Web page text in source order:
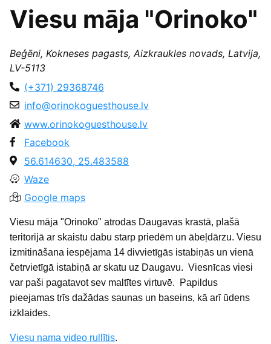
Viesu māja "Orinoko"
Beģēni, Kokneses pagasts, Aizkraukles novads, Latvija,
LV-5113
(+371) 29368746
info@orinokoguesthouse.lv
www.orinokoguesthouse.lv
Facebook
56.614630, 25.483588
Waze
Google maps
Viesu māja "Orinoko" atrodas Daugavas krastā, plašā
teritorijā ar skaistu dabu starp priedēm un ābeļdārzu. Viesu
izmitināšana iespējama 14 divvietīgās istabiņās un vienā
četrvietīgā istabiņā ar skatu uz Daugavu. Viesnīcas viesi
var paši pagatavot sev maltītes virtuvē. Papildus
pieejamas trīs dažādas saunas un baseins, kā arī ūdens
izklaides.
Viesu nama video rullītis.